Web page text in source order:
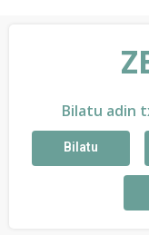
Bilatu adin
Bilatu